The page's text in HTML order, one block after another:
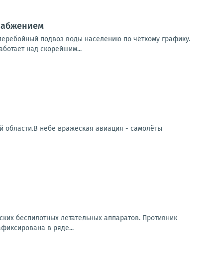
подвоз воды населению по чёткому графику.
над скорейшим...
области.В небе вражеская авиация - самолёты
беспилотных летательных аппаратов. Противник
в ряде...